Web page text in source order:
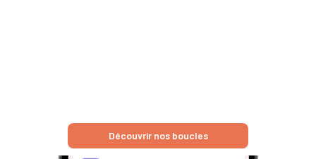
Découvrir nos boucles